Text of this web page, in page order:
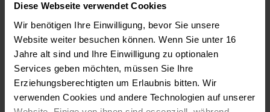
Diese Webseite verwendet Cookies
Wir benötigen Ihre Einwilligung, bevor Sie unsere
Website weiter besuchen können. Wenn Sie unter 16
Jahre alt sind und Ihre Einwilligung zu optionalen
Services geben möchten, müssen Sie Ihre
Erziehungsberechtigten um Erlaubnis bitten. Wir
verwenden Cookies und andere Technologien auf unserer
Sie lernen, Verantwortlichkeiten klar
zu strukturieren,
Delegationsprozesse rechtssicher zu
gestalten und technische sowie
organisatorische Betreiberpflichten